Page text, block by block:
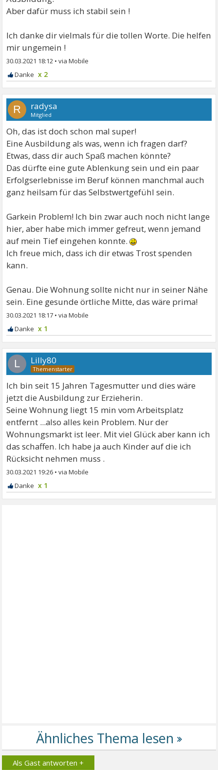
Aber dafür muss ich stabil sein !
Ich danke dir vielmals für die tollen Worte. Die helfen
mir ungemein !
30.03.2021 18:12 •
x 2
R radysa
Mitglied
Oh, das ist doch schon mal super!
Eine Ausbildung als was, wenn ich fragen darf?
Etwas, dass dir auch Spaß machen könnte?
Das dürfte eine gute Ablenkung sein und ein paar
Erfolgserlebnisse im Beruf können manchmal auch
ganz heilsam für das Selbstwertgefühl sein.
Garkein Problem! Ich bin zwar auch noch nicht lange
hier, aber habe mich immer gefreut, wenn jemand
auf mein Tief eingehen konnte.
Ich freue mich, dass ich dir etwas Trost spenden
kann.
Genau. Die Wohnung sollte nicht nur in seiner Nähe
sein. Eine gesunde örtliche Mitte, das wäre prima!
30.03.2021 18:17 •
x 1
L Lilly80
Ich bin seit 15 Jahren Tagesmutter und dies wäre
jetzt die Ausbildung zur Erzieherin.
Seine Wohnung liegt 15 min vom Arbeitsplatz
entfernt ...also alles kein Problem. Nur der
Wohnungsmarkt ist leer. Mit viel Glück aber kann ich
das schaffen. Ich habe ja auch Kinder auf die ich
Rücksicht nehmen muss .
30.03.2021 19:26 •
x 1
Als Gast antworten +